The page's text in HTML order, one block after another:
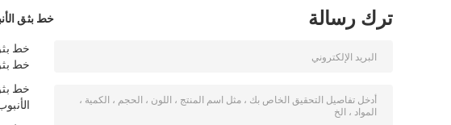
خط بثق
خط
خط
ترك رسالة